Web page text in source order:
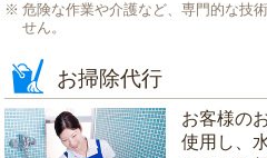
危険な作業や介護など、専門的な技
せん。
お掃除代行
お客様の
使用し、